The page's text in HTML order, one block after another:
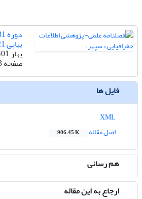
پیاپی 121
بهار 1401
صفحه
فایل ها
اصل مقاله
906.45 K
هم رسانی
ارجاع به این مقاله